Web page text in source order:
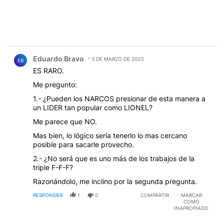
EB Eduardo Bravo 3 DE MARZO DE 2023
ES RARO.
Me pregunto:
1.- ¿Pueden los NARCOS presionar de esta manera a
un LIDER tan popular como LIONEL?
Me parece que NO.
Mas bien, lo lógico sería tenerlo lo mas cercano
posible para sacarle provecho.
2.- ¿No será que es uno más de los trabajos de la
triple F-F-F?
Razonándolo, me inclino por la segunda pregunta.
RESPONDER 1 0 COMPARTIR
MARCAR
COMO
INAPROPIADO